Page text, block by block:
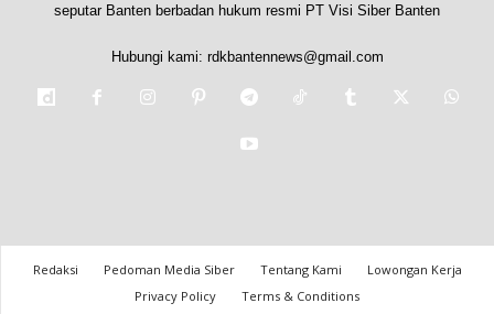
seputar Banten berbadan hukum resmi PT Visi Siber Banten
Hubungi kami: rdkbantennews@gmail.com
Redaksi Pedoman Media Siber Tentang Kami
Lowongan Kerja
Privacy Policy
Terms & Conditions